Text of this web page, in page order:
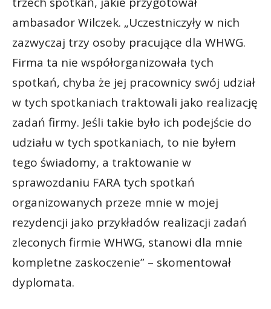
ambasador Wilczek. „Uczestniczyły w nich
zazwyczaj trzy osoby pracujące dla WHWG.
Firma ta nie współorganizowała tych
spotkań, chyba że jej pracownicy swój udział
w tych spotkaniach traktowali jako realizację
zadań firmy. Jeśli takie było ich podejście do
udziału w tych spotkaniach, to nie byłem
tego świadomy, a traktowanie w
sprawozdaniu FARA tych spotkań
organizowanych przeze mnie w mojej
rezydencji jako przykładów realizacji zadań
zleconych firmie WHWG, stanowi dla mnie
kompletne zaskoczenie” – skomentował
dyplomata.